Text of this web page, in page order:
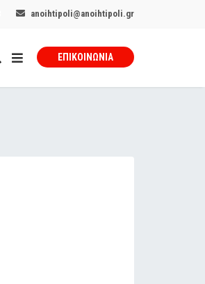
anoihtipoli@anoihtipoli.gr
ΕΠΙΚΟΙΝΩΝΊΑ